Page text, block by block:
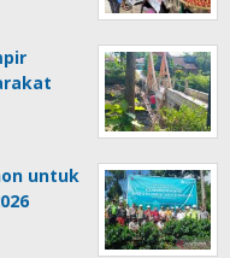
untuk